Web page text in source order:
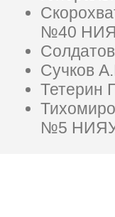
№40
Сучков
Тетерин
№5